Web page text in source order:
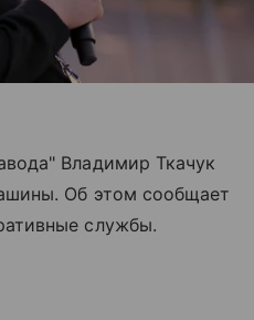
Владимир Ткачук
Об этом сообщает
службы.